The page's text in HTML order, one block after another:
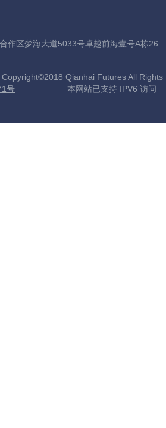
作区梦海大道5033号卓越前海壹号A栋26
Qianhai Futures All Rights
号 本网站已支持 IPV6 访问